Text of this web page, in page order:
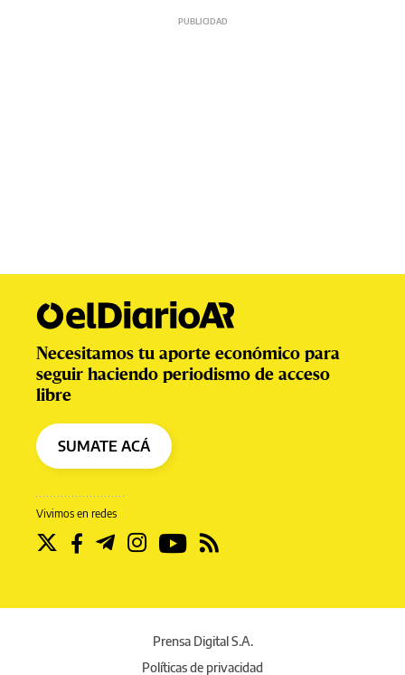
Vivimos en redes
Necesitamos tu aporte económico para
seguir haciendo periodismo de acceso
libre
SUMATE ACÁ
Prensa Digital S.A.
Políticas de privacidad